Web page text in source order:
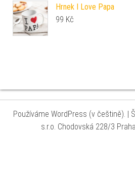
Hrnek I Love Papa
99 Kč
Používáme WordPress (v češtině). |
s.r.o. Chodovská 228/3